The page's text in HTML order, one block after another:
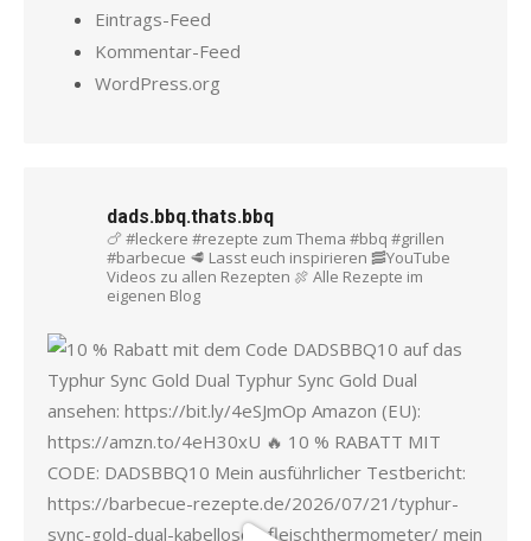
Eintrags-Feed
Kommentar-Feed
WordPress.org
dads.bbq.thats.bbq
🍗 #leckere #rezepte zum Thema #bbq #grillen
#barbecue 🥩 Lasst euch inspirieren 🥓YouTube
Videos zu allen Rezepten 🍖 Alle Rezepte im
eigenen Blog